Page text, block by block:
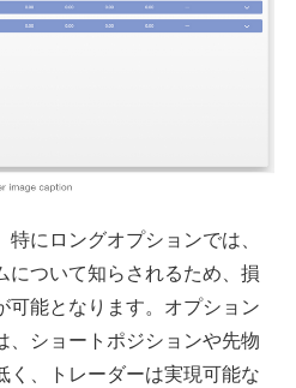
にロングオプションでは、
について知らされるため、損
可能となります。オプション
、ショートポジションや先物
く、トレーダーは実現可能な